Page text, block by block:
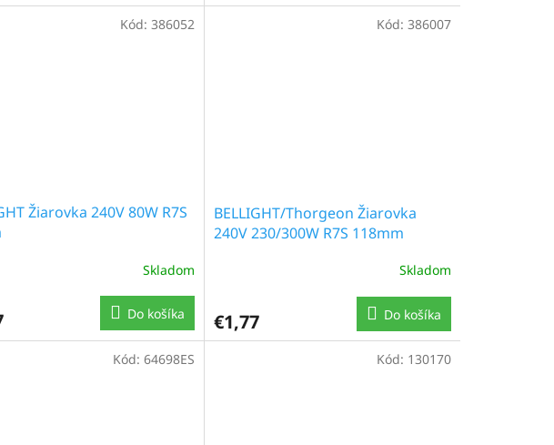
Žiarovka 240V 80W R7S
Skladom
Do košíka
Kód: 386052
BELLIGHT/Thorgeon Žiarovka
240V 230/300W R7S 118mm
Skladom
€1,77 Do košíka
Kód: 386007
Kód: 64698ES Kód: 130170